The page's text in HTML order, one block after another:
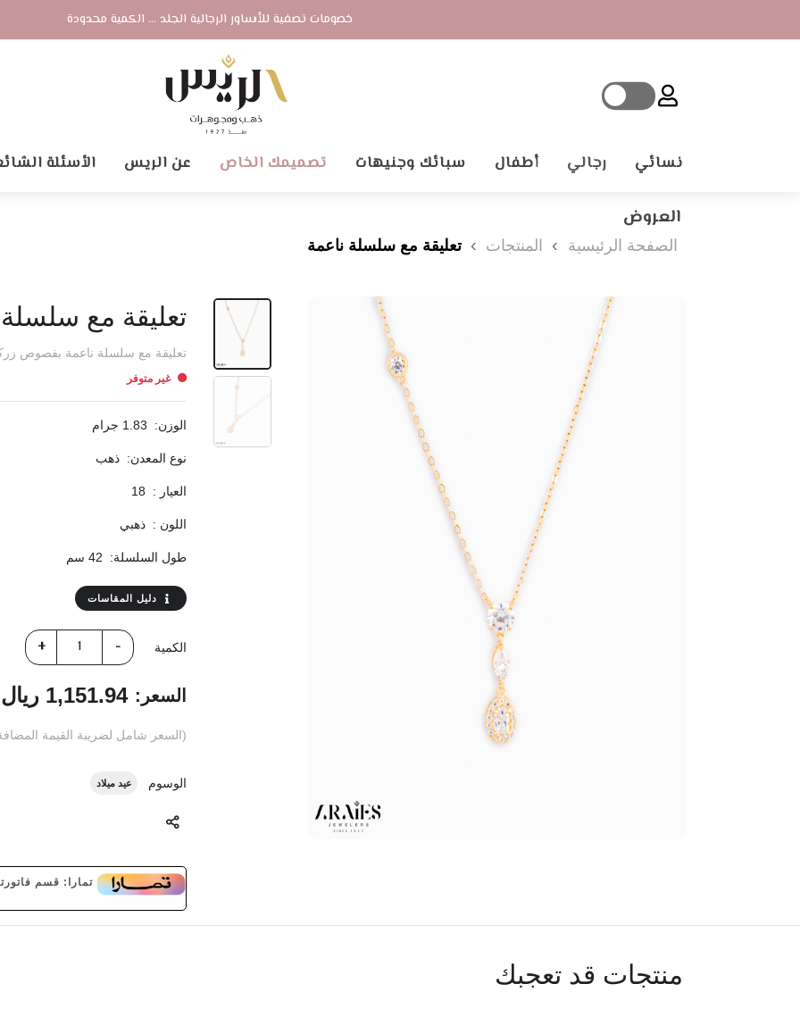
خصومات تصفية للأساور الرجالية الجلد ... الكمية محدودة
نسائي رجالي أطفال سبائك وجنيهات تصميمك الخاص عن الريس الأسئلة
العروض
الصفحة الرئيسية المنتجات تعليقة مع سلسلة ناعمة
تعليقة مع
تعليقة مع سلسلة ناعمة بفصوص
غير متوفر
الوزن: 1.83 جرام
نوع المعدن: ذهب
العيار : 18
اللون : ذهبي
طول السلسلة: 42 سم
دليل المقاسات
الكمية
السعر: 1,151.94 ريال
(السعر شامل لضريبة القيمة المضافة:
الوسوم عيد ميلاد
تمارا: قسم فاتورتك على 3 دفعات بدون
منتجات قد تعجبك